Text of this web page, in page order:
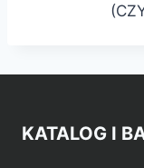
KATALOG I